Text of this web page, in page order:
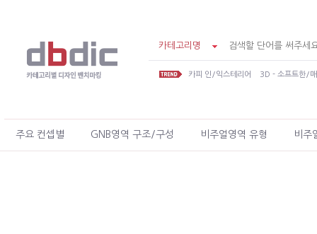
카테고리명
카피 인/익스테리어 3D - 소프트한/
주요 컨셉별 GNB영역 구조/구성 비주얼영역 유형 비주